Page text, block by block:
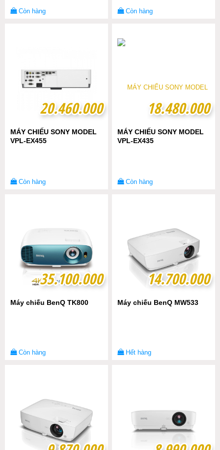
Còn hàng Còn hàng
20.460.000
20.460.000
MÁY CHIẾU SONY MODEL
VPL-EX455
Còn hàng
18.480.000
18.480.000
MÁY CHIẾU SONY MODEL
VPL-EX435
Còn hàng
35.100.000
35.100.000
Máy chiếu BenQ TK800
Còn hàng
14.700.000
14.700.000
Máy chiếu BenQ MW533
Hết hàng